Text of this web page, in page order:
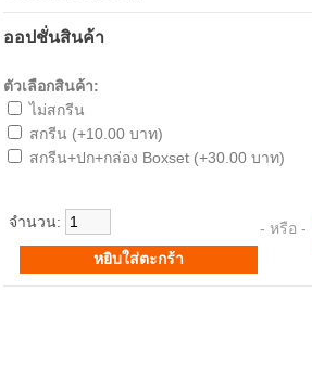
ออปชั่นสินค้า
ตัวเลือกสินค้า:
ไม่สกรีน
สกรีน (+10.00 บาท)
สกรีน+ปก+กล่อง Boxset (+30.00 บาท)
จำนวน: - หรือ -